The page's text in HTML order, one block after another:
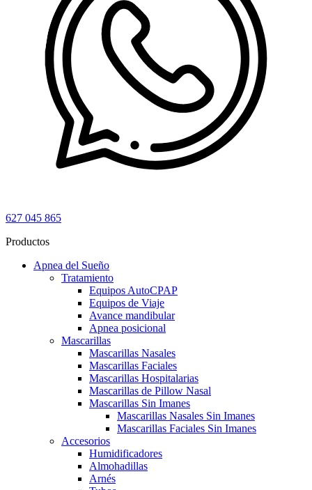
627 045 865
Productos
Apnea del Sueño
Tratamiento
Equipos AutoCPAP
Equipos de Viaje
Avance mandibular
Apnea posicional
Mascarillas
Mascarillas Nasales
Mascarillas Faciales
Mascarillas Hospitalarias
Mascarillas de Pillow Nasal
Mascarillas Sin Imanes
Mascarillas Nasales Sin Imanes
Mascarillas Faciales Sin Imanes
Accesorios
Humidificadores
Almohadillas
Arnés